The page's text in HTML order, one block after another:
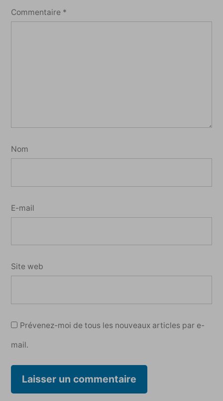
Commentaire *
Nom
E-mail
Site web
Prévenez-moi de tous les nouveaux articles par e-
mail.